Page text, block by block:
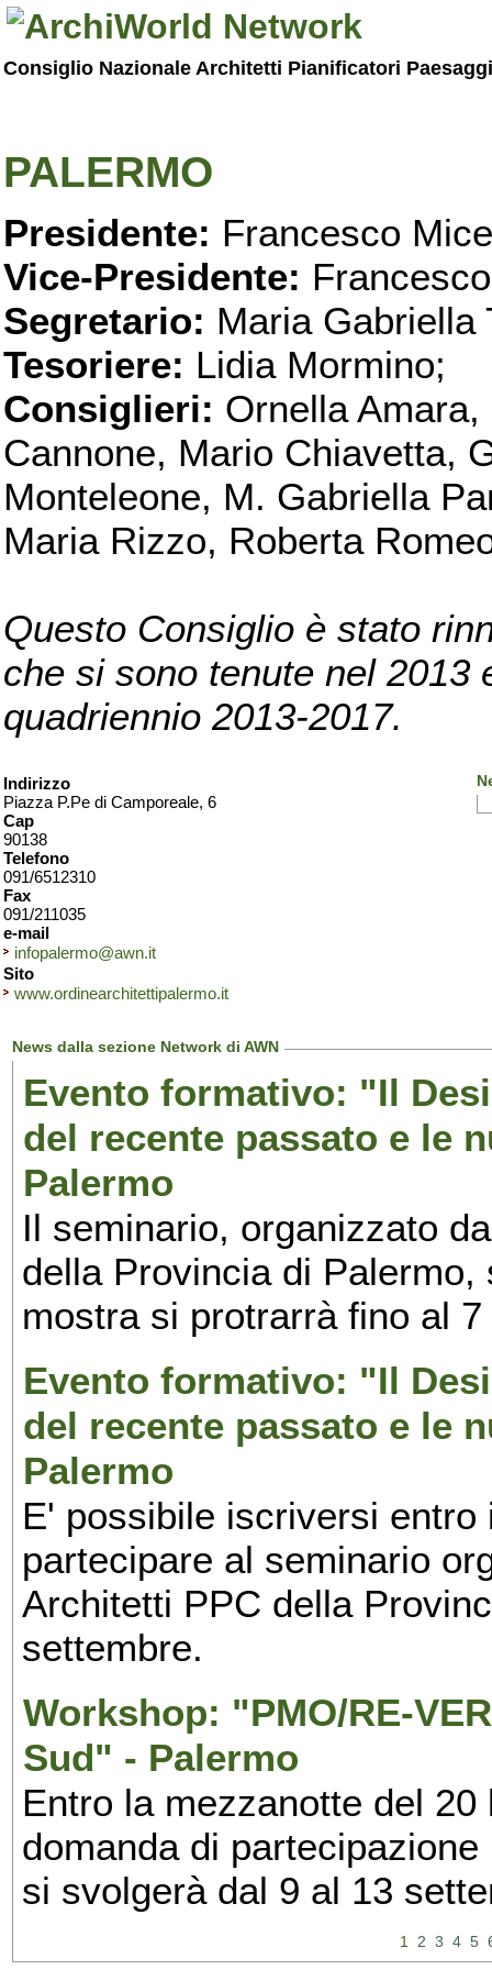
Consiglio Nazionale Architetti Pianificatori
PALERMO
Presidente: Francesco
Vice-Presidente:
Segretario: Maria Gabriella
Tesoriere: Lidia Mormino;
Consiglieri: Ornella
Cannone, Mario Chiavetta,
Monteleone, M. Gabriella
Maria Rizzo, Roberta
Questo Consiglio è stato
che si sono tenute nel 2013
quadriennio 2013-2017.
Indirizzo
Piazza P.Pe di Camporeale, 6
Cap
90138
Telefono
091/6512310
Fax
091/211035
e-mail
infopalermo@awn.it
Sito
www.ordinearchitettipalermo.it
News dalla sezione Network di AWN
Evento formativo: "Il
del recente passato e le
Palermo
Il seminario, organizzato
della Provincia di
mostra si protrarrà fino al
Evento formativo: "Il
del recente passato e le
Palermo
E' possibile iscriversi
partecipare al seminario
Architetti PPC della
settembre.
Workshop: "PMO/RE-
Sud" - Palermo
Entro la mezzanotte del
domanda di
si svolgerà dal 9 al 13
1 2 3 4 5